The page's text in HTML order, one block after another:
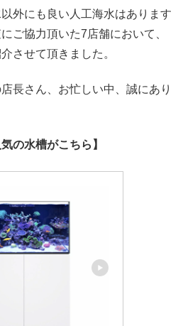
外にも良い人工海水はあります
ご協力頂いた7店舗において、
させて頂きました。
長さん、お忙しい中、誠にあり
の水槽がこちら】